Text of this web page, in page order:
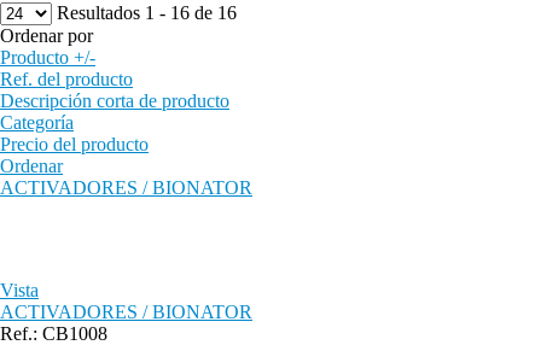
Resultados 1 - 16 de 16
Ordenar por
Producto +/-
Ref. del producto
Descripción corta de producto
Categoría
Precio del producto
Ordenar
ACTIVADORES / BIONATOR
Vista
ACTIVADORES / BIONATOR
Ref.: CB1008